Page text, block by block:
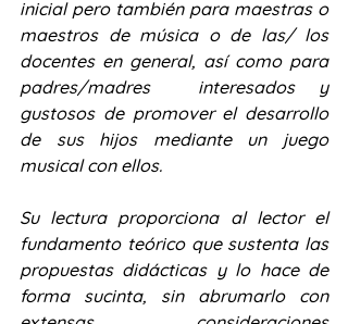
inicial pero también para maestras o
maestros de música o de las/ los
docentes en general, así como para
padres/madres  interesados y
gustosos de promover el desarrollo
de sus hijos mediante un juego
musical con ellos.
Su lectura proporciona al lector el
fundamento teórico que sustenta las
propuestas didácticas y lo hace de
forma sucinta, sin abrumarlo con